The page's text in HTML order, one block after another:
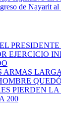
de Nayarit
EJERCICIO
ARMAS
PIERDEN
200